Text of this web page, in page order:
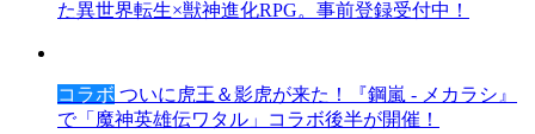
た異世界転生×獣神進化RPG。事前登録受付中！
コラボ ついに虎王＆影虎が来た！『鋼嵐 - メカラシ』
で「魔神英雄伝ワタル」コラボ後半が開催！